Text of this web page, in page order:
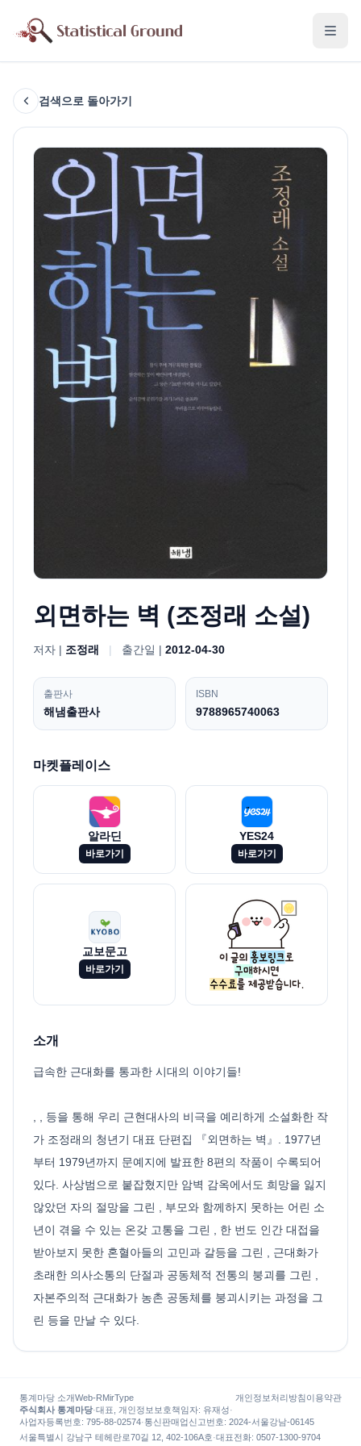
검색으로 돌아가기
외면하는 벽 (조정래 소설)
저자 | 조정래 | 출간일 | 2012-04-30
출판사
해냄출판사
ISBN
9788965740063
마켓플레이스
알라딘
바로가기
YES24
바로가기
교보문고
바로가기
소개
급속한 근대화를 통과한 시대의 이야기들!
, , 등을 통해 우리 근현대사의 비극을 예리하게 소설화한 작
가 조정래의 청년기 대표 단편집 『외면하는 벽』. 1977년
부터 1979년까지 문예지에 발표한 8편의 작품이 수록되어
있다. 사상범으로 붙잡혔지만 암벽 감옥에서도 희망을 잃지
않았던 자의 절망을 그린 , 부모와 함께하지 못하는 어린 소
년이 겪을 수 있는 온갖 고통을 그린 , 한 번도 인간 대접을
받아보지 못한 혼혈아들의 고민과 갈등을 그린 , 근대화가
초래한 의사소통의 단절과 공동체적 전통의 붕괴를 그린 ,
자본주의적 근대화가 농촌 공동체를 붕괴시키는 과정을 그
린 등을 만날 수 있다.
통계마당 소개Web-RMirType 개인정보처리방침이용약관
주식회사 통계마당·대표, 개인정보보호책임자: 유재성·
사업자등록번호: 795-88-02574·통신판매업신고번호: 2024-서울강남-06145
서울특별시 강남구 테헤란로70길 12, 402-106A호·대표전화: 0507-1300-9704